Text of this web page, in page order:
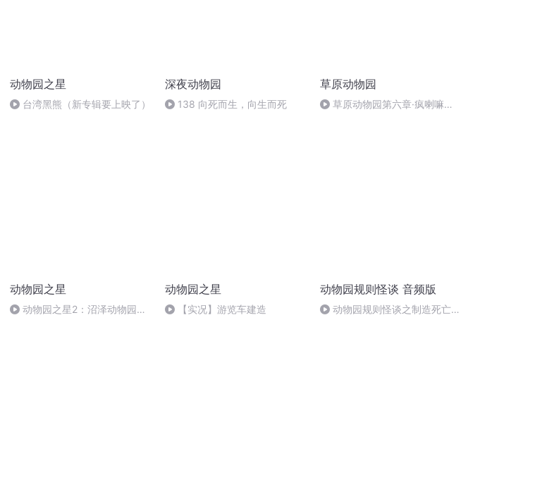
动物园之星
台湾黑熊（新专辑要上映了）
深夜动物园
138 向死而生，向生而死
草原动物园
草原动物园第六章·疯喇嘛
动物园之星
动物园之星2：沼泽动物园加
动物园之星
【实况】游览车建造
动物园规则怪谈 音频版
动物园规则怪谈之制造死亡 -